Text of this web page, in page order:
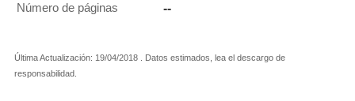
Número de páginas --
Última Actualización: 19/04/2018 . Datos estimados, lea el descargo de
responsabilidad.